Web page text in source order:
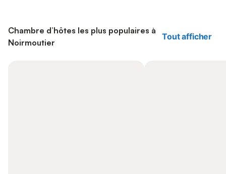
Chambre d’hôtes les plus populaires à
Noirmoutier
Tout afficher